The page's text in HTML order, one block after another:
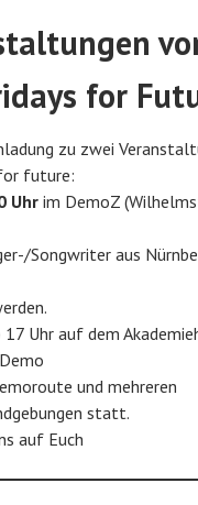
for
zu zwei
future:
Uhr im DemoZ
Songwriter aus
17 Uhr auf dem
und mehreren
statt.
auf Euch